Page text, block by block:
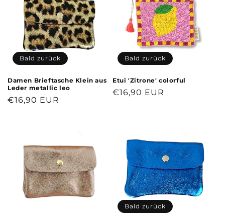
Bald zurück
Damen Brieftasche Klein aus
Leder metallic leo
Normaler
€16,90 EUR
Bald zurück
Etui 'Zitrone' colorful
Normaler
€16,90 EUR
Bald zurück